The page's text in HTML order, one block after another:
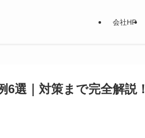
会社HP
選｜対策まで完全解説！